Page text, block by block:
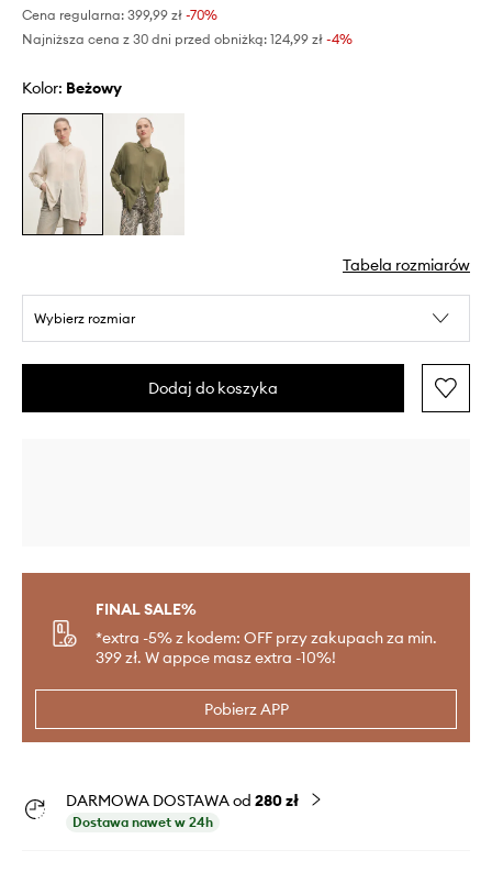
Cena regularna: 399,99 zł -70%
Najniższa cena z 30 dni przed obniżką: 124,99 zł -4%
Kolor: beżowy
Tabela rozmiarów
Wybierz rozmiar
Dodaj do koszyka
FINAL SALE%
*extra -5% z kodem: OFF przy zakupach za min.
399 zł. W appce masz extra -10%!
Pobierz APP
DARMOWA DOSTAWA od 280 zł
Dostawa nawet w 24h